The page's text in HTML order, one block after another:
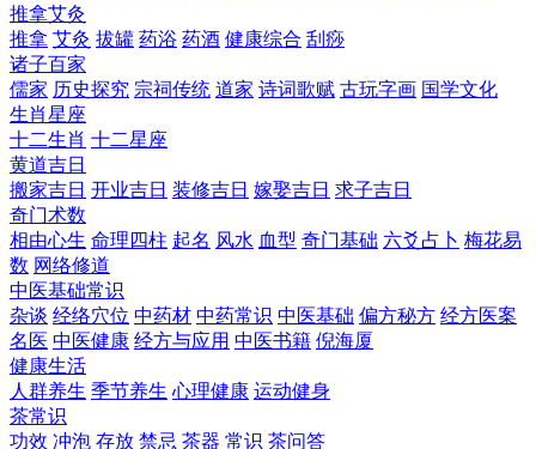
推拿艾灸
推拿 艾灸 拔罐 药浴 药酒 健康综合 刮痧
诸子百家
儒家 历史探究 宗祠传统 道家 诗词歌赋 古玩字画 国学文化
生肖星座
十二生肖 十二星座
黄道吉日
搬家吉日 开业吉日 装修吉日 嫁娶吉日 求子吉日
奇门术数
相由心生 命理四柱 起名 风水 血型 奇门基础 六爻占卜 梅花易
数 网络修道
中医基础常识
杂谈 经络穴位 中药材 中药常识 中医基础 偏方秘方 经方医案
名医 中医健康 经方与应用 中医书籍 倪海厦
健康生活
人群养生 季节养生 心理健康 运动健身
茶常识
功效 冲泡 存放 禁忌 茶器 常识 茶问答